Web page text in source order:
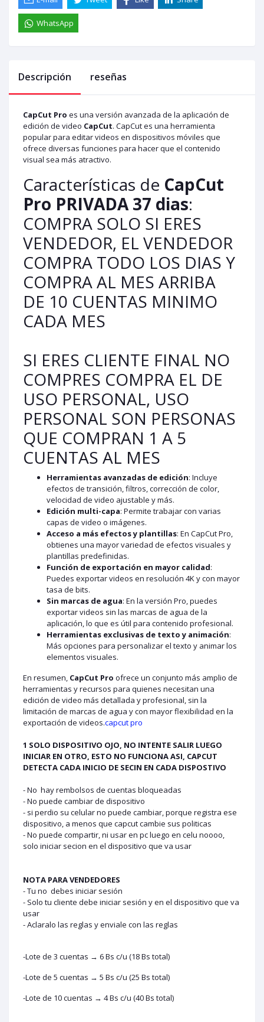
WhatsApp
Descripción reseñas
CapCut Pro es una versión avanzada de la aplicación de
edición de video CapCut. CapCut es una herramienta
popular para editar videos en dispositivos móviles que
ofrece diversas funciones para hacer que el contenido
visual sea más atractivo.
Características de CapCut
Pro PRIVADA 37 dias:
COMPRA SOLO SI ERES
VENDEDOR, EL VENDEDOR
COMPRA TODO LOS DIAS Y
COMPRA AL MES ARRIBA
DE 10 CUENTAS MINIMO
CADA MES
SI ERES CLIENTE FINAL NO
COMPRES COMPRA EL DE
USO PERSONAL, USO
PERSONAL SON PERSONAS
QUE COMPRAN 1 A 5
CUENTAS AL MES
Herramientas avanzadas de edición: Incluye
efectos de transición, filtros, corrección de color,
velocidad de video ajustable y más.
Edición multi-capa: Permite trabajar con varias
capas de video o imágenes.
Acceso a más efectos y plantillas: En CapCut Pro,
obtienes una mayor variedad de efectos visuales y
plantillas predefinidas.
Función de exportación en mayor calidad:
Puedes exportar videos en resolución 4K y con mayor
tasa de bits.
Sin marcas de agua: En la versión Pro, puedes
exportar videos sin las marcas de agua de la
aplicación, lo que es útil para contenido profesional.
Herramientas exclusivas de texto y animación:
Más opciones para personalizar el texto y animar los
elementos visuales.
En resumen, CapCut Pro ofrece un conjunto más amplio de
herramientas y recursos para quienes necesitan una
edición de video más detallada y profesional, sin la
limitación de marcas de agua y con mayor flexibilidad en la
exportación de videos.capcut pro
1 SOLO DISPOSITIVO OJO, NO INTENTE SALIR LUEGO
INICIAR EN OTRO, ESTO NO FUNCIONA ASI, CAPCUT
DETECTA CADA INICIO DE SECIN EN CADA DISPOSTIVO
- No hay rembolsos de cuentas bloqueadas
- No puede cambiar de dispositivo
- si perdio su celular no puede cambiar, porque registra ese
dispositivo, a menos que capcut cambie sus politicas
- No puede compartir, ni usar en pc luego en celu noooo,
solo iniciar secion en el dispositivo que va usar
NOTA PARA VENDEDORES
- Tu no debes iniciar sesión
- Solo tu cliente debe iniciar sesión y en el dispositivo que va
usar
- Aclaralo las reglas y enviale con las reglas
-Lote de 3 cuentas → 6 Bs c/u (18 Bs total)
-Lote de 5 cuentas → 5 Bs c/u (25 Bs total)
-Lote de 10 cuentas → 4 Bs c/u (40 Bs total)